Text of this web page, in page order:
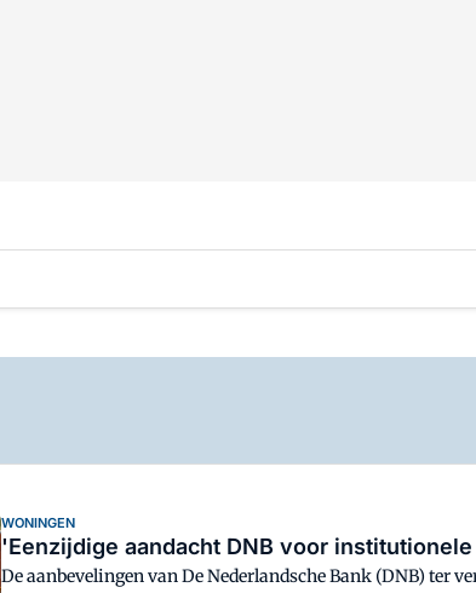
WONINGEN
'Eenzijdige aandacht DNB voor
De aanbevelingen van De Nederlandsche Bank (DNB)